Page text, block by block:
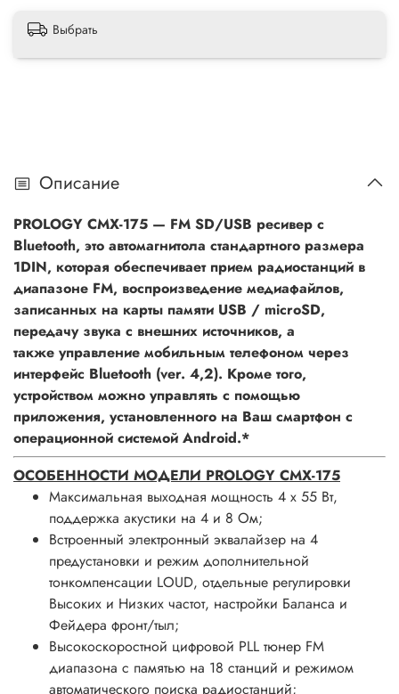
Выбрать
Описание
PROLOGY CMX-175 — FM SD/USB ресивер с
Bluetooth, это автомагнитола стандартного размера
1DIN, которая обеспечивает прием радиостанций в
диапазоне FM, воспроизведение медиафайлов,
записанных на карты памяти USB / microSD,
передачу звука с внешних источников, а
также управление мобильным телефоном через
интерфейс Bluetooth (ver. 4,2). Кроме того,
устройством можно управлять с помощью
приложения, установленного на Ваш смартфон с
операционной системой Android.*
ОСОБЕННОСТИ МОДЕЛИ PROLOGY CMX-175
Максимальная выходная мощность 4 х 55 Вт,
поддержка акустики на 4 и 8 Ом;
Встроенный электронный эквалайзер на 4
предустановки и режим дополнительной
тонкомпенсации LOUD, отдельные регулировки
Высоких и Низких частот, настройки Баланса и
Фейдера фронт/тыл;
Высокоскоростной цифровой PLL тюнер FM
диапазона с памятью на 18 станций и режимом
автоматического поиска радиостанций;